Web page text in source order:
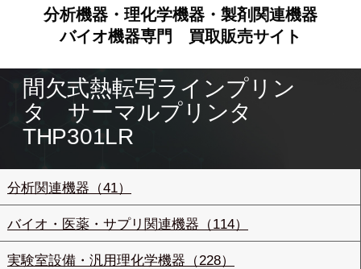
分析機器・理化学機器・製剤関連機器
バイオ機器専門
買取販売サイト
間欠式熱転写ラインプリン
タ サーマルプリンタ
THP301LR
分析関連機器（41）
バイオ・医薬・サプリ関連機器（114）
実験室設備・汎用理化学機器（228）